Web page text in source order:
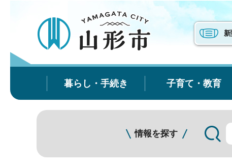
暮らし・手続き 子育て・教育
情報を探す